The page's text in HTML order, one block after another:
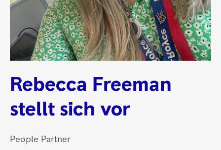
Rebecca Freeman
stellt sich vor
People Partner